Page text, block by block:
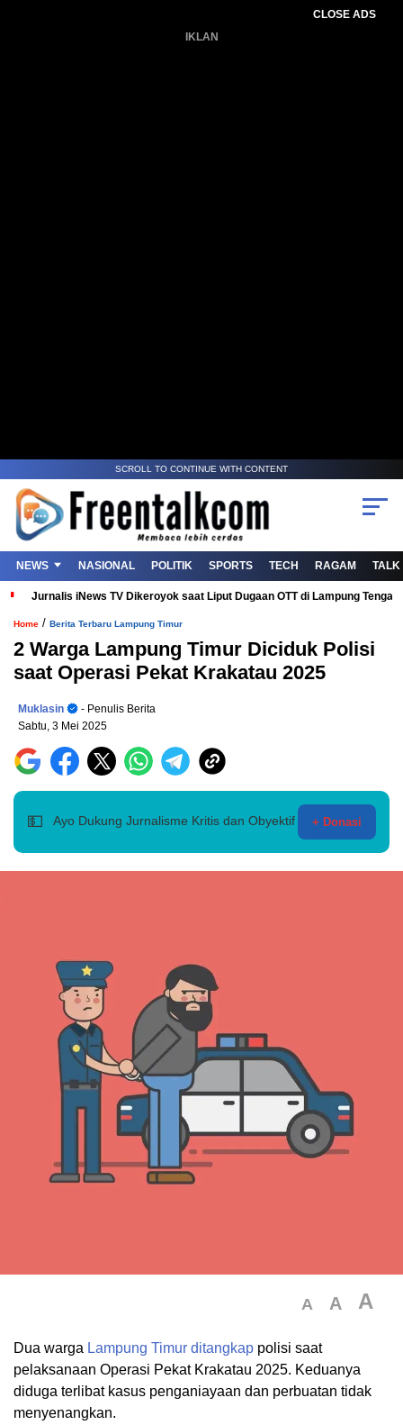
CLOSE ADS
IKLAN
SCROLL TO CONTINUE WITH CONTENT
NEWS NASIONAL POLITIK SPORTS TECH RAGAM TALK
Jurnalis iNews TV Dikeroyok saat Liput Dugaan OTT di Lampung
Home / Berita Terbaru Lampung Timur
2 Warga Lampung Timur Diciduk Polisi
saat Operasi Pekat Krakatau 2025
Muklasin
- Penulis Berita
Sabtu, 3 Mei 2025
💵 Ayo Dukung Jurnalisme Kritis dan Obyektif + Donasi
A A A
Dua warga Lampung Timur ditangkap polisi saat
pelaksanaan Operasi Pekat Krakatau 2025. Keduanya
diduga terlibat kasus penganiayaan dan perbuatan tidak
menyenangkan.